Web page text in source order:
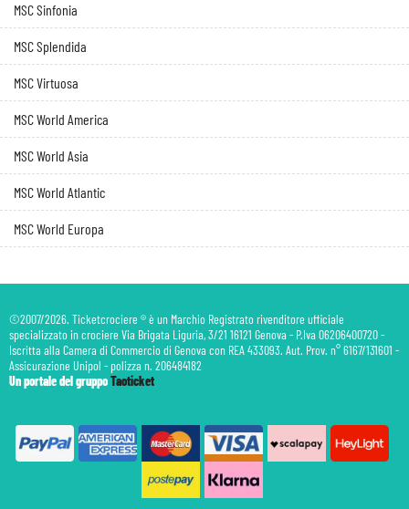
MSC Sinfonia
MSC Splendida
MSC Virtuosa
MSC World America
MSC World Asia
MSC World Atlantic
MSC World Europa
©2007/2026. Ticketcrociere ® è un Marchio Registrato rivenditore ufficiale
specializzato in crociere Via Brigata Liguria, 3/21 16121 Genova - P.Iva 06206400720 -
Iscritta alla Camera di Commercio di Genova con REA 433093. Aut. Prov. n° 6167/131601 -
Assicurazione Unipol - polizza n. 206484182
Un portale del gruppoTaoticket